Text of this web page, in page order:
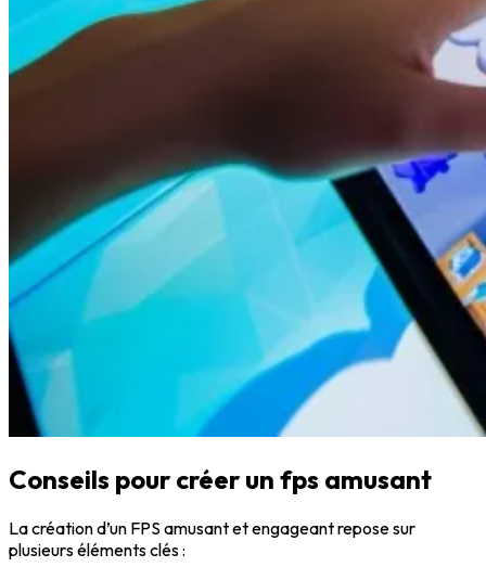
Conseils pour créer un fps amusant
La création d’un FPS amusant et engageant repose sur
plusieurs éléments clés :